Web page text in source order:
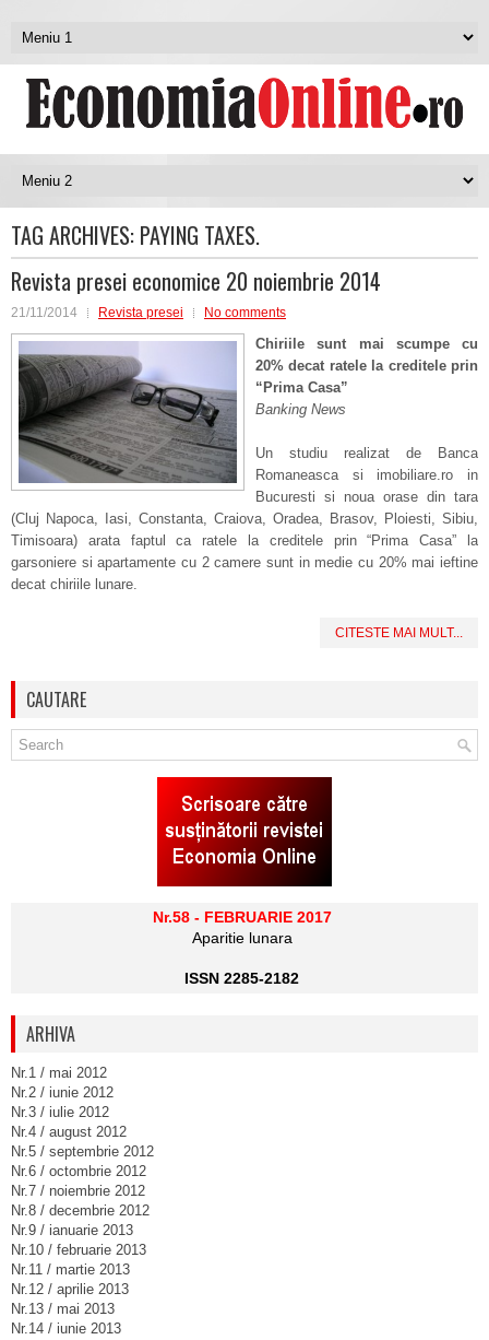
TAG ARCHIVES: PAYING TAXES.
Revista presei economice 20 noiembrie 2014
21/11/2014 Revista presei No comments
Chiriile sunt mai scumpe cu
20% decat ratele la creditele prin
“Prima Casa”
Banking News
Un studiu realizat de Banca
Romaneasca si imobiliare.ro in
Bucuresti si noua orase din tara
(Cluj Napoca, Iasi, Constanta, Craiova, Oradea, Brasov, Ploiesti, Sibiu,
Timisoara) arata faptul ca ratele la creditele prin “Prima Casa” la
garsoniere si apartamente cu 2 camere sunt in medie cu 20% mai ieftine
decat chiriile lunare.
CITESTE MAI MULT...
CAUTARE
Nr.58 - FEBRUARIE 2017
Aparitie lunara
ISSN 2285-2182
ARHIVA
Nr.1 / mai 2012
Nr.2 / iunie 2012
Nr.3 / iulie 2012
Nr.4 / august 2012
Nr.5 / septembrie 2012
Nr.6 / octombrie 2012
Nr.7 / noiembrie 2012
Nr.8 / decembrie 2012
Nr.9 / ianuarie 2013
Nr.10 / februarie 2013
Nr.11 / martie 2013
Nr.12 / aprilie 2013
Nr.13 / mai 2013
Nr.14 / iunie 2013